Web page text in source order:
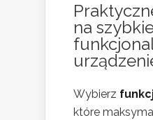
na
Wybierz
które